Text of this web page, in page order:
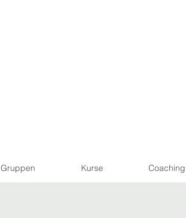
Gruppen Kurse Coaching